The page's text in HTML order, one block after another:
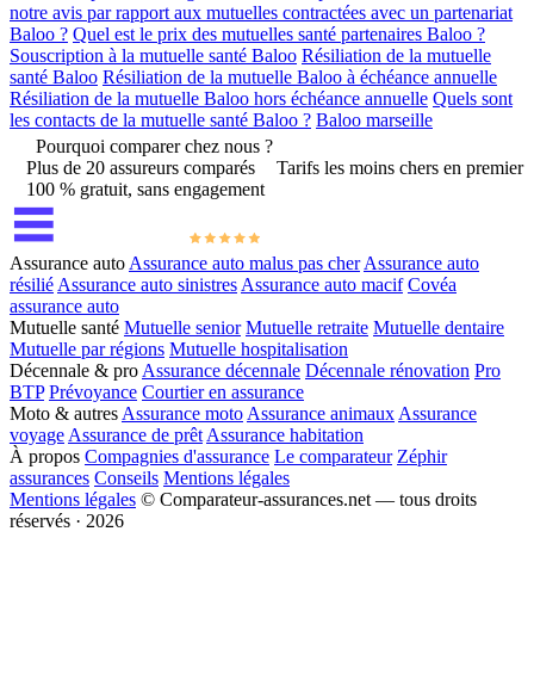
notre avis par rapport aux mutuelles contractées avec un partenariat
Baloo ? Quel est le prix des mutuelles santé partenaires Baloo ?
Souscription à la mutuelle santé Baloo Résiliation de la mutuelle
santé Baloo Résiliation de la mutuelle Baloo à échéance annuelle
Résiliation de la mutuelle Baloo hors échéance annuelle Quels sont
les contacts de la mutuelle santé Baloo ? Baloo marseille
Pourquoi comparer chez nous ?
Plus de 20 assureurs comparés
Tarifs les moins chers en premier
100 % gratuit, sans engagement
Assurance auto Assurance auto malus pas cher Assurance auto
résilié Assurance auto sinistres Assurance auto macif Covéa
assurance auto
Mutuelle santé Mutuelle senior Mutuelle retraite Mutuelle dentaire
Mutuelle par régions Mutuelle hospitalisation
Décennale & pro Assurance décennale Décennale rénovation Pro
BTP Prévoyance Courtier en assurance
Moto & autres Assurance moto Assurance animaux Assurance
voyage Assurance de prêt Assurance habitation
À propos Compagnies d'assurance Le comparateur Zéphir
assurances Conseils Mentions légales
Mentions légales © Comparateur-assurances.net — tous droits
réservés · 2026